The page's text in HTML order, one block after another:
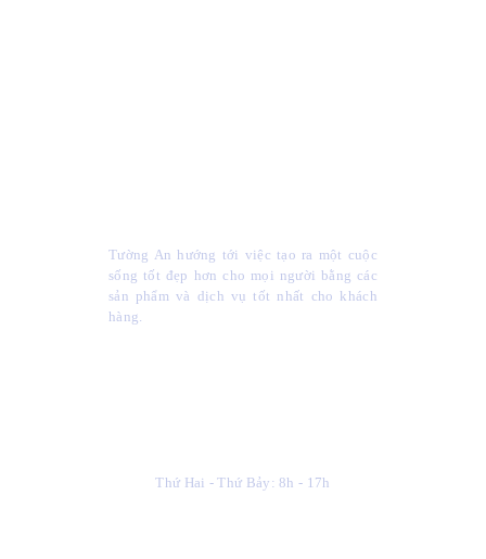
Tường An hướng tới việc tạo ra một cuộc
sống tốt đẹp hơn cho mọi người bằng các
sản phẩm và dịch vụ tốt nhất cho khách
hàng.
Thứ Hai - Thứ Bảy: 8h - 17h